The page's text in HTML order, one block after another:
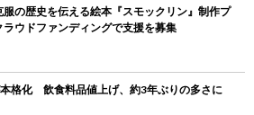
服の歴史を伝える絵本『スモックリン』制作プ
ウドファンディングで支援を募集
本格化 飲食料品値上げ、約3年ぶりの多さに